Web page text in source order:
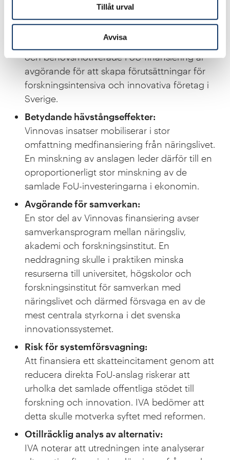
Tillåt urval
Avvisa
innovationssystemet. Myndighetens riktade
och behovsmotiverade FoU-finansiering är
avgörande för att skapa förutsättningar för
forskningsintensiva och innovativa företag i
Sverige.
Betydande hävstångseffekter:
Vinnovas insatser mobiliserar i stor
omfattning medfinansiering från näringslivet.
En minskning av anslagen leder därför till en
oproportionerligt stor minskning av de
samlade FoU-investeringarna i ekonomin.
Avgörande för samverkan:
En stor del av Vinnovas finansiering avser
samverkansprogram mellan näringsliv,
akademi och forskningsinstitut. En
neddragning skulle i praktiken minska
resurserna till universitet, högskolor och
forskningsinstitut för samverkan med
näringslivet och därmed försvaga en av de
mest centrala styrkorna i det svenska
innovationssystemet.
Risk för systemförsvagning:
Att finansiera ett skatteincitament genom att
reducera direkta FoU-anslag riskerar att
urholka det samlade offentliga stödet till
forskning och innovation. IVA bedömer att
detta skulle motverka syftet med reformen.
Otillräcklig analys av alternativ:
IVA noterar att utredningen inte analyserar